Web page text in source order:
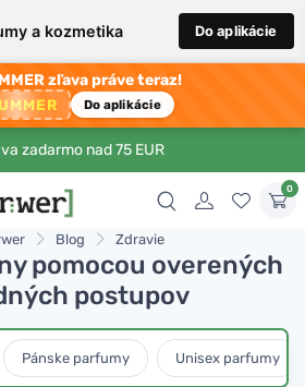
a kozmetika Do aplikácie
zľava práve teraz!
Do aplikácie
zadarmo nad 75 EUR
0
Blog Zdravie
pomocou overených
postupov
Pánske parfumy Unisex parfumy